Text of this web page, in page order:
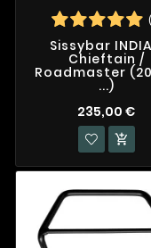
Sissybar
Chieftain /
Roadmaster
...)
235,00 €
